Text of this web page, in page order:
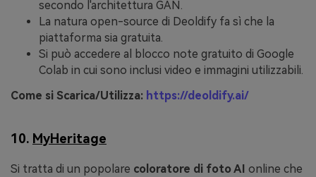
secondo l'architettura GAN.
La natura open-source di Deoldify fa sì che la
piattaforma sia gratuita.
Si può accedere al blocco note gratuito di Google
Colab in cui sono inclusi video e immagini utilizzabili.
Come si Scarica/Utilizza: https://deoldify.ai/
10. MyHeritage
Si tratta di un popolare coloratore di foto AI online che